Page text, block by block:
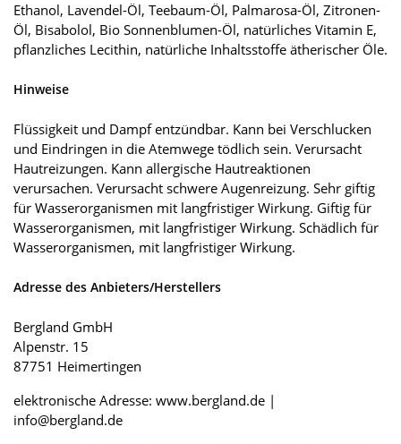
Ethanol, Lavendel-Öl, Teebaum-Öl, Palmarosa-Öl, Zitronen-
Öl, Bisabolol, Bio Sonnenblumen-Öl, natürliches Vitamin E,
pflanzliches Lecithin, natürliche Inhaltsstoffe ätherischer Öle.
Hinweise
Flüssigkeit und Dampf entzündbar. Kann bei Verschlucken
und Eindringen in die Atemwege tödlich sein. Verursacht
Hautreizungen. Kann allergische Hautreaktionen
verursachen. Verursacht schwere Augenreizung. Sehr giftig
für Wasserorganismen mit langfristiger Wirkung. Giftig für
Wasserorganismen, mit langfristiger Wirkung. Schädlich für
Wasserorganismen, mit langfristiger Wirkung.
Adresse des Anbieters/Herstellers
Bergland GmbH
Alpenstr. 15
87751 Heimertingen
elektronische Adresse: www.bergland.de |
info@bergland.de